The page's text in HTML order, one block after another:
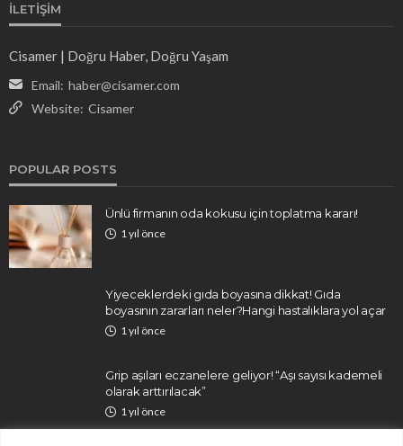
İLETIŞIM
Cisamer | Doğru Haber, Doğru Yaşam
Email: haber@cisamer.com
Website: Cisamer
POPULAR POSTS
Ünlü firmanın oda kokusu için toplatma kararı!
1 yıl önce
Yiyeceklerdeki gıda boyasına dikkat! Gıda
boyasının zararları neler?Hangi hastalıklara yol açar
1 yıl önce
Grip aşıları eczanelere geliyor! “Aşı sayısı kademeli
olarak arttırılacak”
1 yıl önce